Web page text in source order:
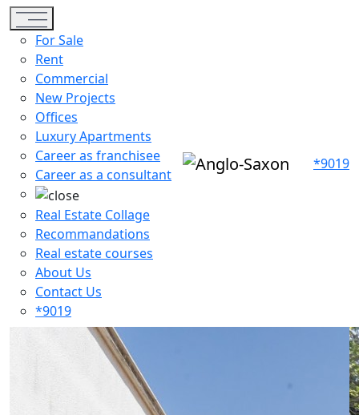
Toggle navigation
For Sale
Rent
Commercial
New Projects
Offices
Luxury Apartments
Career as franchisee
Career as a consultant
Real Estate Collage
Recommandations
Real estate courses
About Us
Contact Us
*9019
*9019